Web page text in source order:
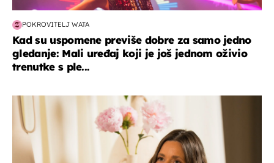
POKROVITELJ WATA
Kad su uspomene previše dobre za samo jedno
gledanje: Mali uređaj koji je još jednom oživio
trenutke s ple...
moda & ljepota